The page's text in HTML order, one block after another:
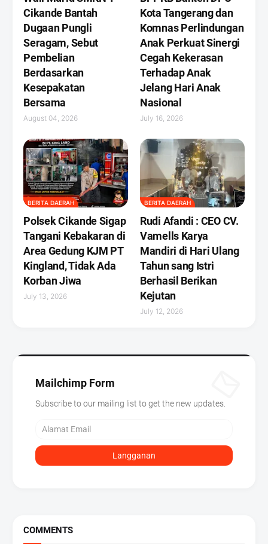
Cikande Bantah
Dugaan Pungli
Seragam, Sebut
Pembelian
Berdasarkan
Kesepakatan
Bersama
August 04, 2026
Kota Tangerang dan
Komnas Perlindungan
Anak Perkuat Sinergi
Cegah Kekerasan
Terhadap Anak
Jelang Hari Anak
Nasional
July 16, 2026
BERITA DAERAH
Polsek Cikande Sigap
Tangani Kebakaran di
Area Gedung KJM PT
Kingland, Tidak Ada
Korban Jiwa
July 13, 2026
BERITA DAERAH
Rudi Afandi : CEO CV.
Vamells Karya
Mandiri di Hari Ulang
Tahun sang Istri
Berhasil Berikan
Kejutan ‎
July 12, 2026
Mailchimp Form
Subscribe to our mailing list to get the new updates.
COMMENTS